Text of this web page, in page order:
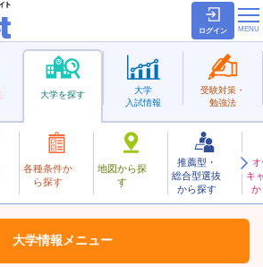
ログイン
大学を探す
各種条件か
ら探す
地図から探
す
推薦型・
総合型選抜
から探す
キ
か
大学
入試情報
受験対策・
勉強法
お気に入り
大学情報 メニュー